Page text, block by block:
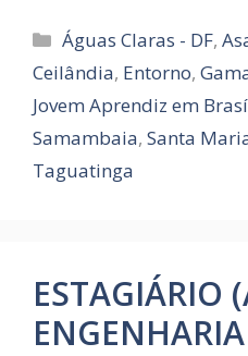
Categorias
Águas Claras - DF,
Ceilândia, Entorno,
Jovem Aprendiz em
Samambaia, Santa
Taguatinga
ESTAGIÁRIO
ENGENHARIA